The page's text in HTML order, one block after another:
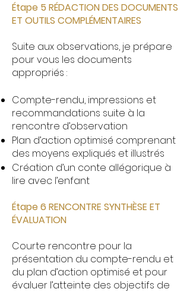
Étape 5 RÉDACTION DES DOCUMENTS
ET OUTILS COMPLÉMENTAIRES
Suite aux observations, je prépare
pour vous les documents
appropriés :
Compte-rendu, impressions et
recommandations suite à la
rencontre d’observation
Plan d’action optimisé comprenant
des moyens expliqués et illustrés
Création d’un conte allégorique à
lire avec l’enfant
Étape 6 RENCONTRE SYNTHÈSE ET
ÉVALUATION
Courte rencontre pour la
présentation du compte-rendu et
du plan d’action optimisé et pour
évaluer l’atteinte des objectifs de